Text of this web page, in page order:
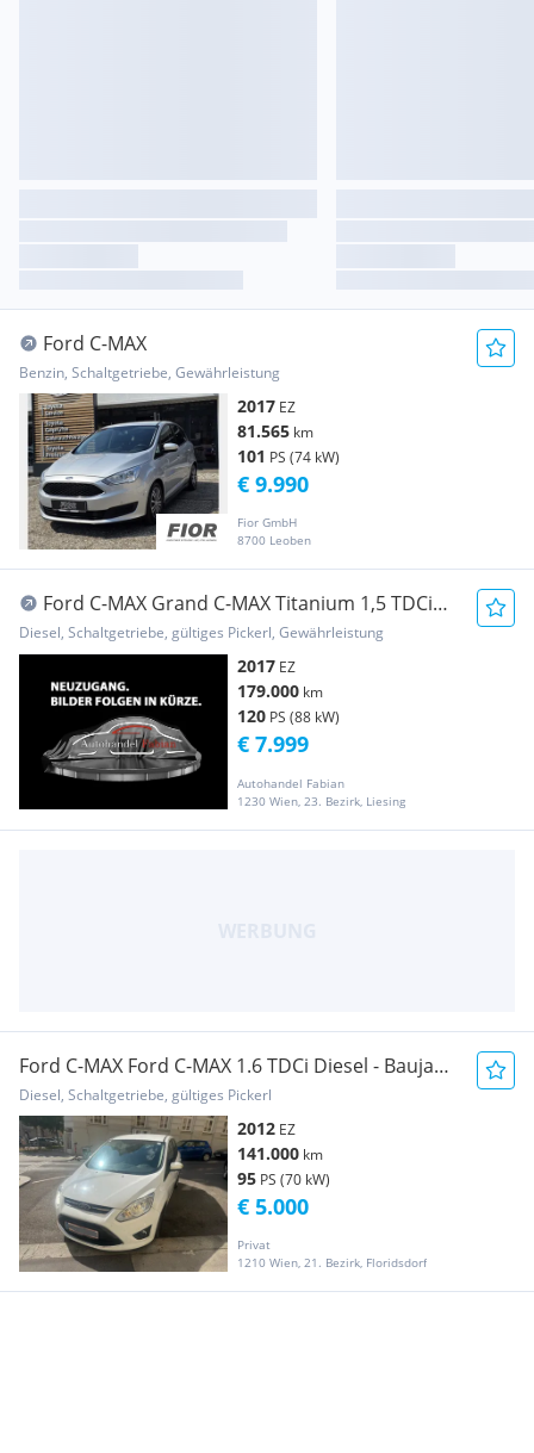
Ford C-MAX
Benzin, Schaltgetriebe, Gewährleistung
2017 EZ
81.565 km
101 PS (74 kW)
Fior GmbH
8700 Leoben
€ 9.990
Ford C-MAX Grand C-MAX Titanium 1,5 TDCi
120PS Panoramad. ...
Diesel, Schaltgetriebe, gültiges Pickerl, Gewährleistung
2017 EZ
179.000 km
120 PS (88 kW)
Autohandel Fabian
1230 Wien, 23. Bezirk, Liesing
€ 7.999
Ford C-MAX Ford C-MAX 1.6 TDCi Diesel - Baujahr
2012
Diesel, Schaltgetriebe, gültiges Pickerl
2012 EZ
141.000 km
95 PS (70 kW)
Privat
1210 Wien, 21. Bezirk, Floridsdorf
€ 5.000